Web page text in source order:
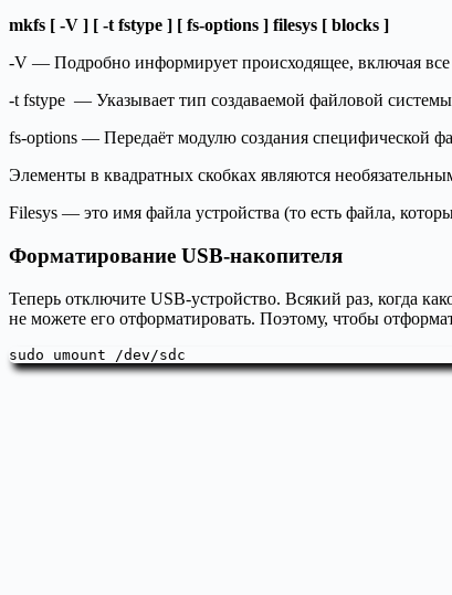
mkfs [ -V ] [ -t fstype ] [ fs-options ] filesys [ blocks ]
-V — Подробно информирует происходящее, включая
-t fstype — Указывает тип создаваемой файловой
fs-options — Передаёт модулю создания специфической
Элементы в квадратных скобках являются
Filesys — это имя файла устройства (то есть файла,
Форматирование USB-накопителя
Теперь отключите USB-устройство. Всякий раз, когда
не можете его отформатировать. Поэтому, чтобы
sudo umount /dev/sdc